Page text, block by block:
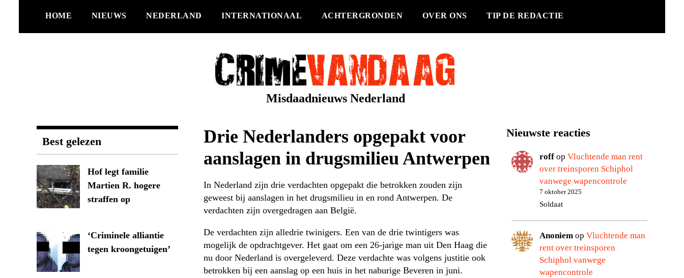
de
HOME NIEUWS NEDERLAND INTERNATIONAAL ACHTERGRONDEN OVER ONS TIP DE REDACTIE
Misdaadnieuws Nederland
Drie Nederlanders opgepakt voor
aanslagen in drugsmilieu Antwerpen
In Nederland zijn drie verdachten opgepakt die betrokken zouden zijn
geweest bij aanslagen in het drugsmilieu in en rond Antwerpen. De
verdachten zijn overgedragen aan België.
De verdachten zijn alledrie twinigers. Een van de drie twintigers was
mogelijk de opdrachtgever. Het gaat om een 26-jarige man uit Den Haag die
nu door Nederland is overgeleverd. Deze verdachte was volgens justitie ook
betrokken bij een aanslag op een huis in het naburige Beveren in juni.
Best gelezen
Hof legt familie
Martien R. hogere
straffen op
‘Criminele alliantie
tegen kroongetuigen’
Nieuwste reacties
roffop Vluchtende man rent
over treinsporen Schiphol
vanwege wapencontrole
7 oktober 2025
Soldaat
Anoniemop Vluchtende man
rent over treinsporen
Schiphol vanwege
wapencontrole